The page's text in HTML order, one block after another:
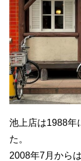
池上店は1988年
た。
2008年7月から